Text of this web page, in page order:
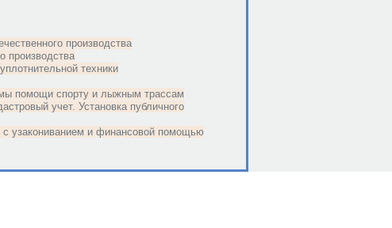
производства
производства
техники
помощи спорту и лыжным трассам
учет. Установка публичного
узакониванием и финансовой помощью